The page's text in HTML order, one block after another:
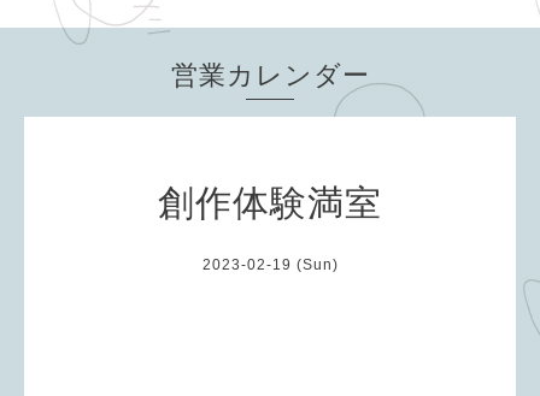
営業カレンダー
創作体験満室
2023-02-19 (Sun)